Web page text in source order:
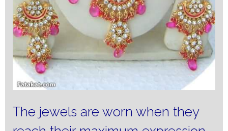
The jewels are worn when they